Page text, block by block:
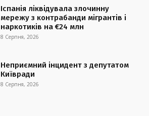
Іспанія ліквідувала злочинну
мережу з контрабанди мігрантів і
наркотиків на €24 млн
8 Серпня, 2026
Неприємний інцидент з депутатом
Київради
8 Серпня, 2026